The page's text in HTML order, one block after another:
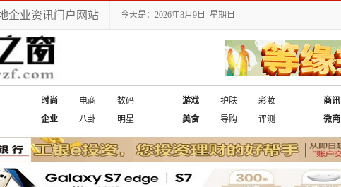
企业资讯门户网站 今天是：2026年8月9日 星期日
时尚 电商
数码
企业
八卦 明星
游戏 护肤
彩妆
美食
导购 评测
商讯
微商